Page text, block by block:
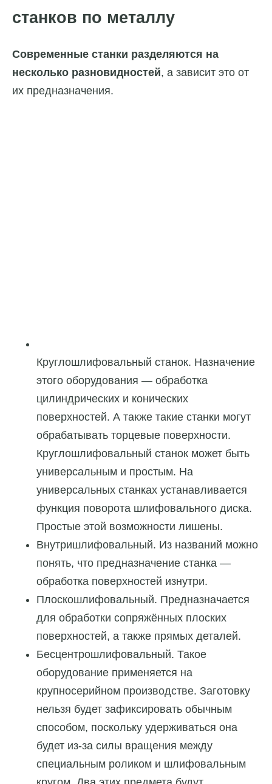
станков по металлу
Современные станки разделяются на
несколько разновидностей, а зависит это от
их предназначения.
Круглошлифовальный станок. Назначение
этого оборудования — обработка
цилиндрических и конических
поверхностей. А также такие станки могут
обрабатывать торцевые поверхности.
Круглошлифовальный станок может быть
универсальным и простым. На
универсальных станках устанавливается
функция поворота шлифовального диска.
Простые этой возможности лишены.
Внутришлифовальный. Из названий можно
понять, что предназначение станка —
обработка поверхностей изнутри.
Плоскошлифовальный. Предназначается
для обработки сопряжённых плоских
поверхностей, а также прямых деталей.
Бесцентрошлифовальный. Такое
оборудование применяется на
крупносерийном производстве. Заготовку
нельзя будет зафиксировать обычным
способом, поскольку удерживаться она
будет из-за силы вращения между
специальным роликом и шлифовальным